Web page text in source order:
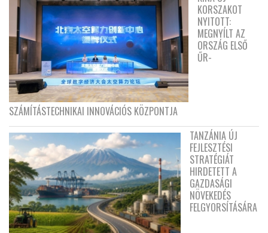
KORSZAKOT
NYITOTT:
MEGNYÍLT AZ
ORSZÁG ELSŐ
ŰR-
SZÁMÍTÁSTECHNIKAI INNOVÁCIÓS KÖZPONTJA
TANZÁNIA ÚJ
FEJLESZTÉSI
STRATÉGIÁT
HIRDETETT A
GAZDASÁGI
NÖVEKEDÉS
FELGYORSÍTÁSÁRA